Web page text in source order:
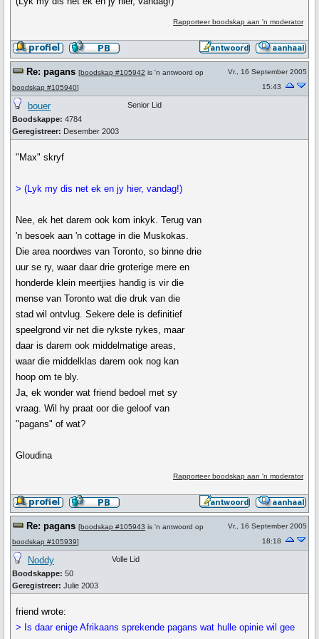
Rapporteer boodskap aan 'n moderator
Re: pagans [boodskap #105942 is 'n antwoord op
boodskap #105940]
Vr., 16 September 2005
15:43
bouer
Boodskappe: 4784
Geregistreer: Desember 2003
Senior Lid
"Max" skryf
> (Lyk my dis net ek en jy hier, vandag!)
Nee, ek het darem ook kom inkyk. Terug van
'n besoek aan 'n cottage in die Muskokas.
Die area noordwes van Toronto, so binne drie
uur se ry, waar daar drie groterige mere en
honderde klein meertjies handig is vir die
mense van Toronto wat die druk van die
stad wil ontvlug. Sekere dele is definitief
speelgrond vir net die rykste rykes, maar
daar is darem ook middelmatige areas,
waar die middelklas darem ook nog kan
hoop om te bly.
Ja, ek wonder wat friend bedoel met sy
vraag. Wil hy praat oor die geloof van
"pagans" of wat?
Gloudina
Rapporteer boodskap aan 'n moderator
Re: pagans [boodskap #105943 is 'n antwoord op
boodskap #105939]
Vr., 16 September 2005
18:18
Noddy
Boodskappe: 50
Geregistreer: Julie 2003
Volle Lid
friend wrote:
> Is daar enige Afrikaans sprekende pagans wat hulle opinie wil gee